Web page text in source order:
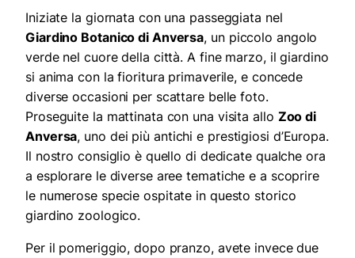
Iniziate la giornata con una passeggiata nel
Giardino Botanico di Anversa, un piccolo angolo
verde nel cuore della città. A fine marzo, il giardino
si anima con la fioritura primaverile, e concede
diverse occasioni per scattare belle foto.
Proseguite la mattinata con una visita allo Zoo di
Anversa, uno dei più antichi e prestigiosi d’Europa.
Il nostro consiglio è quello di dedicate qualche ora
a esplorare le diverse aree tematiche e a scoprire
le numerose specie ospitate in questo storico
giardino zoologico.
Per il pomeriggio, dopo pranzo, avete invece due